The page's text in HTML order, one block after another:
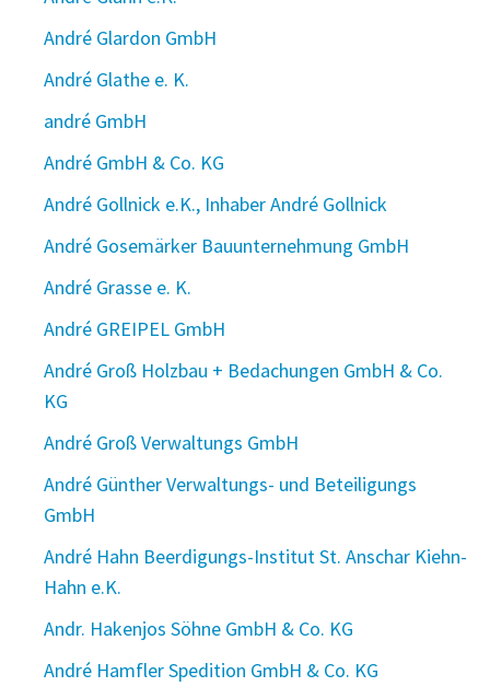
André Glardon GmbH
André Glathe e. K.
andré GmbH
André GmbH & Co. KG
André Gollnick e.K., Inhaber André Gollnick
André Gosemärker Bauunternehmung GmbH
André Grasse e. K.
André GREIPEL GmbH
André Groß Holzbau + Bedachungen GmbH & Co.
KG
André Groß Verwaltungs GmbH
André Günther Verwaltungs- und Beteiligungs
GmbH
André Hahn Beerdigungs-Institut St. Anschar Kiehn-
Hahn e.K.
Andr. Hakenjos Söhne GmbH & Co. KG
André Hamfler Spedition GmbH & Co. KG